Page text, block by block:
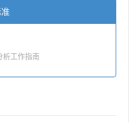
析工作指南